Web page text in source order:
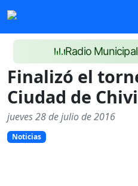
Radio Municipal
Finalizó el
Ciudad de
jueves 28 de julio de 2016
Noticias